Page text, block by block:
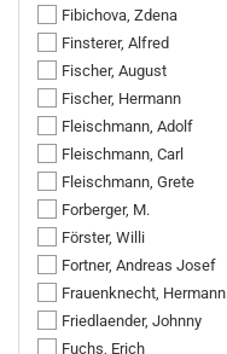
Fibichova, Zdena
Finsterer, Alfred
Fischer, August
Fischer, Hermann
Fleischmann, Adolf
Fleischmann, Carl
Fleischmann, Grete
Forberger, M.
Förster, Willi
Fortner, Andreas Josef
Frauenknecht, Hermann
Friedlaender, Johnny
Fuchs, Erich